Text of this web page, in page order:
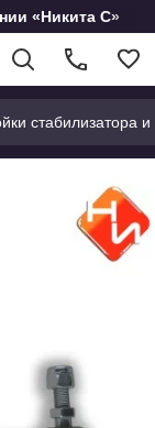
«Никита С»
стабилизатора и